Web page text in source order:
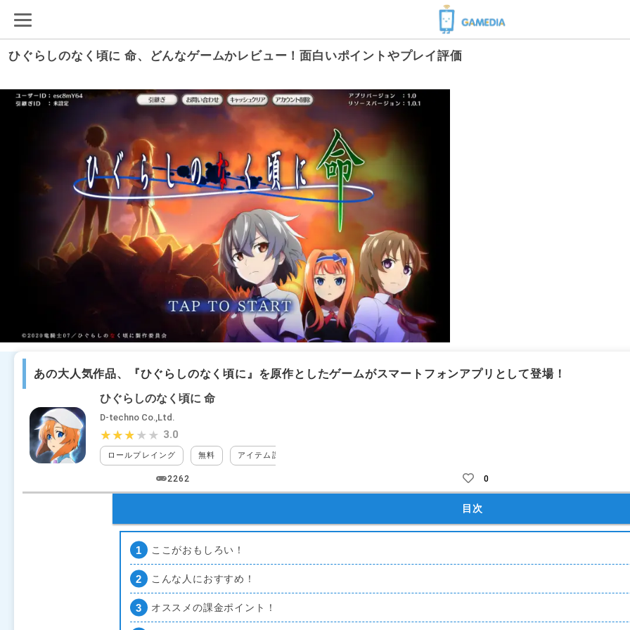
ひぐらしのなく頃に 命、どんなゲームかレビュー！面白いポイントやプレイ評価
あの大人気作品、『ひぐらしのなく頃に』を原作としたゲームがスマートフォンアプリとして登場！
ひぐらしのなく頃に 命
D-techno Co.,Ltd.
ロールプレイング 無料 アイテム課金
★★★★★
★★★★★ 3.0
2262 0
目次
ここがおもしろい！
こんな人におすすめ！
オススメの課金ポイント！